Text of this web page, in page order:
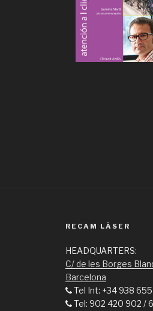
RECAM LÀSER
HEADQUARTERS:
C/ de les Borges
Barcelona
Tel Int: +34 938
Tel: 902 420 902 /